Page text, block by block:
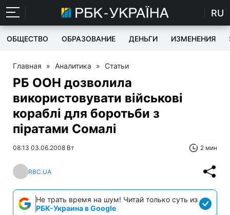
RU
ОБЩЕСТВО ОБРАЗОВАНИЕ ДЕНЬГИ ИЗМЕНЕНИЯ
Главная » Аналитика » Статьи
РБ ООН дозволила
використовувати військові
кораблі для боротьби з
піратами Сомалі
08:13 03.06.2008 Вт 2 мин
RBC.UA
Не трать время на шум! Читай только суть из
РБК-Украина в Google